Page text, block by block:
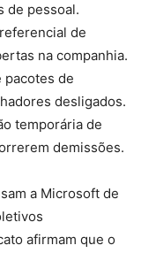
de pessoal.
de
na companhia.
pacotes de
desligados.
temporária de
demissões.
a Microsoft de
afirmam que o